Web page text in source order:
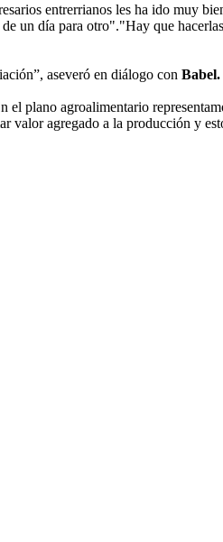
entrerrianos les ha ido muy
un día para otro"."Hay que
aseveró en diálogo con Babel.
plano agroalimentario
valor agregado a la producción y